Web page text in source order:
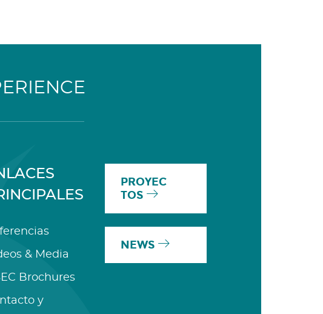
& Media
Brochures
y
PROYEC
TOS
NEWS